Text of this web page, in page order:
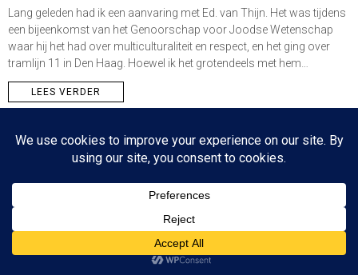
Lang geleden had ik een aanvaring met Ed. van Thijn. Het was tijdens
een bijeenkomst van het Genoorschap voor Joodse Wetenschap
waar hij het had over multiculturaliteit en respect, en het ging over
tramlijn 11 in Den Haag. Hoewel ik het grotendeels met hem…
LEES VERDER
Since 2003 © All Rights Reserved | Foto's Robbert Baruch tenzij anders vermeld
NIEUWSBRIEF CONTACT
BOVEN